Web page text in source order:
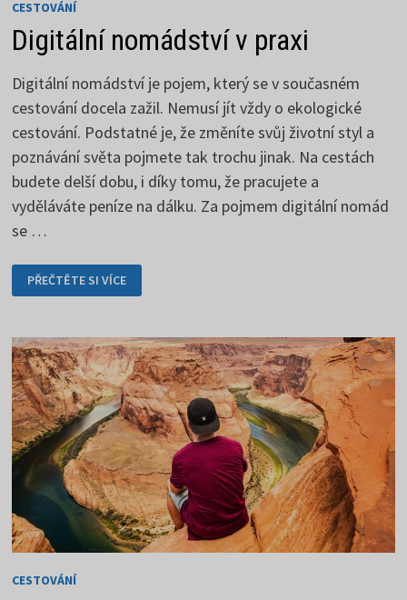
CESTOVÁNÍ
Digitální nomádství v praxi
Digitální nomádství je pojem, který se v současném
cestování docela zažil. Nemusí jít vždy o ekologické
cestování. Podstatné je, že změníte svůj životní styl a
poznávání světa pojmete tak trochu jinak. Na cestách
budete delší dobu, i díky tomu, že pracujete a
vyděláváte peníze na dálku. Za pojmem digitální nomád
se …
DIGITÁLNÍ
NOMÁDSTVÍ
V PRAXI
PŘEČTĚTE SI VÍCE
CESTOVÁNÍ